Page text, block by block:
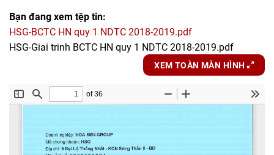
Bạn đang xem tệp tin:
HSG-BCTC HN quy 1 NDTC 2018-2019.pdf
HSG-Giai trinh BCTC HN quy 1 NDTC 2018-2019.pdf
XEM TOÀN MÀN HÌNH